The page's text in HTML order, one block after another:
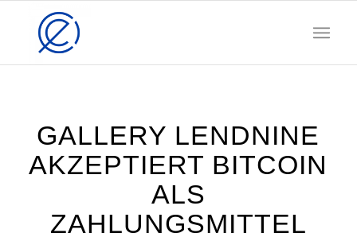
GALLERY LENDNINE
AKZEPTIERT BITCOIN
ALS
ZAHLUNGSMITTEL